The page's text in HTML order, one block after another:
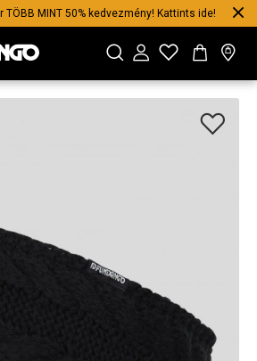
TÖBB MINT 50% kedvezmény! Kattints ide!